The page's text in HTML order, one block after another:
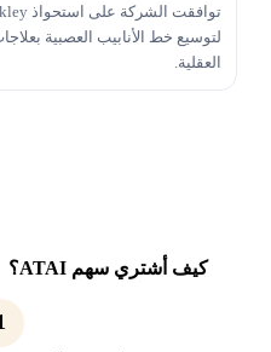
لتوسيع خط الأنابيب العصبية
العقلية.
كيف أشتري سهم ATAI؟
1